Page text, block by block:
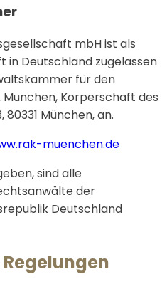
mbH ist als
in Deutschland zugelassen
für den
Körperschaft des
München, an.
muenchen.de
sind alle
der
Deutschland